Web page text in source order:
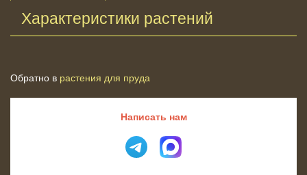
Характеристики растений
Обратно в растения для пруда
Написать нам